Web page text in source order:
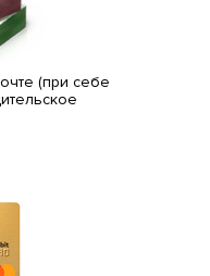
(при себе